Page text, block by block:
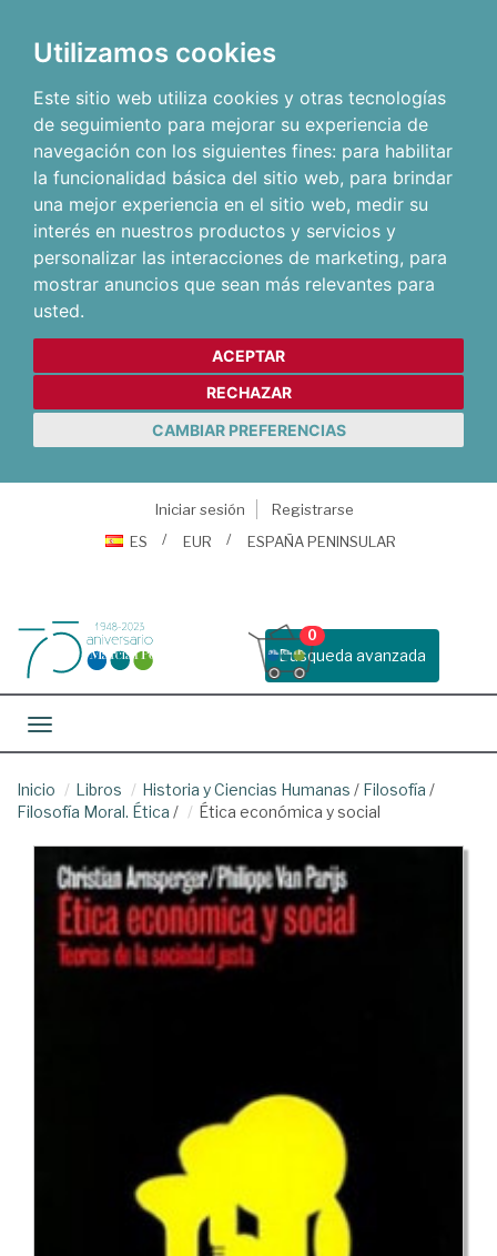
Utilizamos cookies
Este sitio web utiliza cookies y otras tecnologías
de seguimiento para mejorar su experiencia de
navegación con los siguientes fines: para habilitar
la funcionalidad básica del sitio web, para brindar
una mejor experiencia en el sitio web, medir su
interés en nuestros productos y servicios y
personalizar las interacciones de marketing, para
mostrar anuncios que sean más relevantes para
usted.
ACEPTAR
RECHAZAR
CAMBIAR PREFERENCIAS
Iniciar sesión
Registrarse
ES
EUR ESPAÑA PENINSULAR
Busqueda avanzada
0
Toggle navigation
Inicio Libros Historia y Ciencias Humanas / Filosofía /
Filosofía Moral. Ética / Ética económica y social